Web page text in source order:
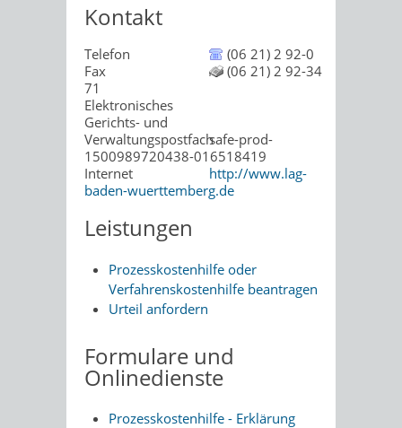
Kontakt
Telefon
(06 21) 2 92-0
Fax
(06 21) 2 92-34
71
Elektronisches
Gerichts- und
Verwaltungspostfachsafe-prod-
1500989720438-016518419
Internet
http://www.lag-
baden-wuerttemberg.de
Leistungen
Prozesskostenhilfe oder
Verfahrenskostenhilfe beantragen
Urteil anfordern
Formulare und
Onlinedienste
Prozesskostenhilfe - Erklärung